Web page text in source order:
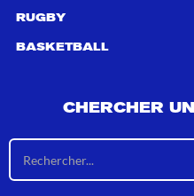
RUGBY
BASKETBALL
CHERCHER
s